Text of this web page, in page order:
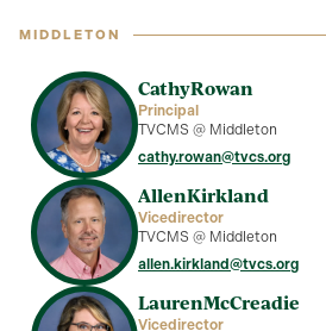
MIDDLETON
CathyRowan
Principal
TVCMS @ Middleton
cathy.rowan@tvcs.org
AllenKirkland
Vicedirector
TVCMS @ Middleton
allen.kirkland@tvcs.org
LaurenMcCreadie
Vicedirector